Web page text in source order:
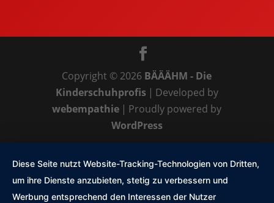
Copyright © 2026 BÄÄÄHM - Die
Kinderschuhprofis | Developed by
webempathie | Proudly powered by
WordPress
Diese Seite nutzt Website-Tracking-Technologien von Dritten,
um ihre Dienste anzubieten, stetig zu verbessern und
Werbung entsprechend den Interessen der Nutzer